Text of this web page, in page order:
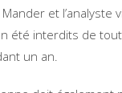
et l’analyste
été interdits de
un an.